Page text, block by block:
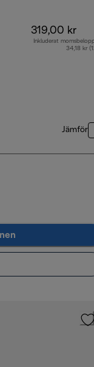
319,00 kr
Inkluderat
34,18 kr
Jämför